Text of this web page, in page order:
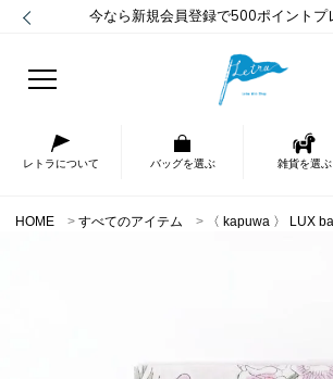
今なら新規会員登録で500ポイントプ
レトラについて バッグを選ぶ 雑貨を選ぶ
HOME すべてのアイテム 〈 kapuwa 〉 LUX